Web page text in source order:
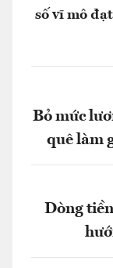
số vĩ mô
Bỏ mức
quê làm
Dòng